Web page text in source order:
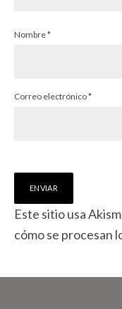
Nombre*
Correo electrónico*
Este sitio usa
cómo se procesan